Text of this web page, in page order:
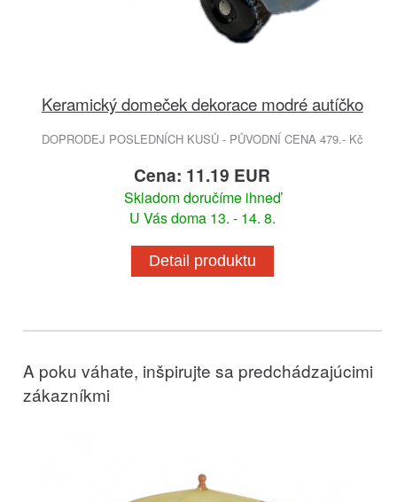
Keramický domeček dekorace modré autíčko
DOPRODEJ POSLEDNÍCH KUSŮ - PŮVODNÍ CENA 479.- Kč
Cena: 11.19 EUR
Skladom doručíme ihneď
U Vás doma 13. - 14. 8.
Detail produktu
A poku váhate, inšpirujte sa predchádzajúcimi
zákazníkmi